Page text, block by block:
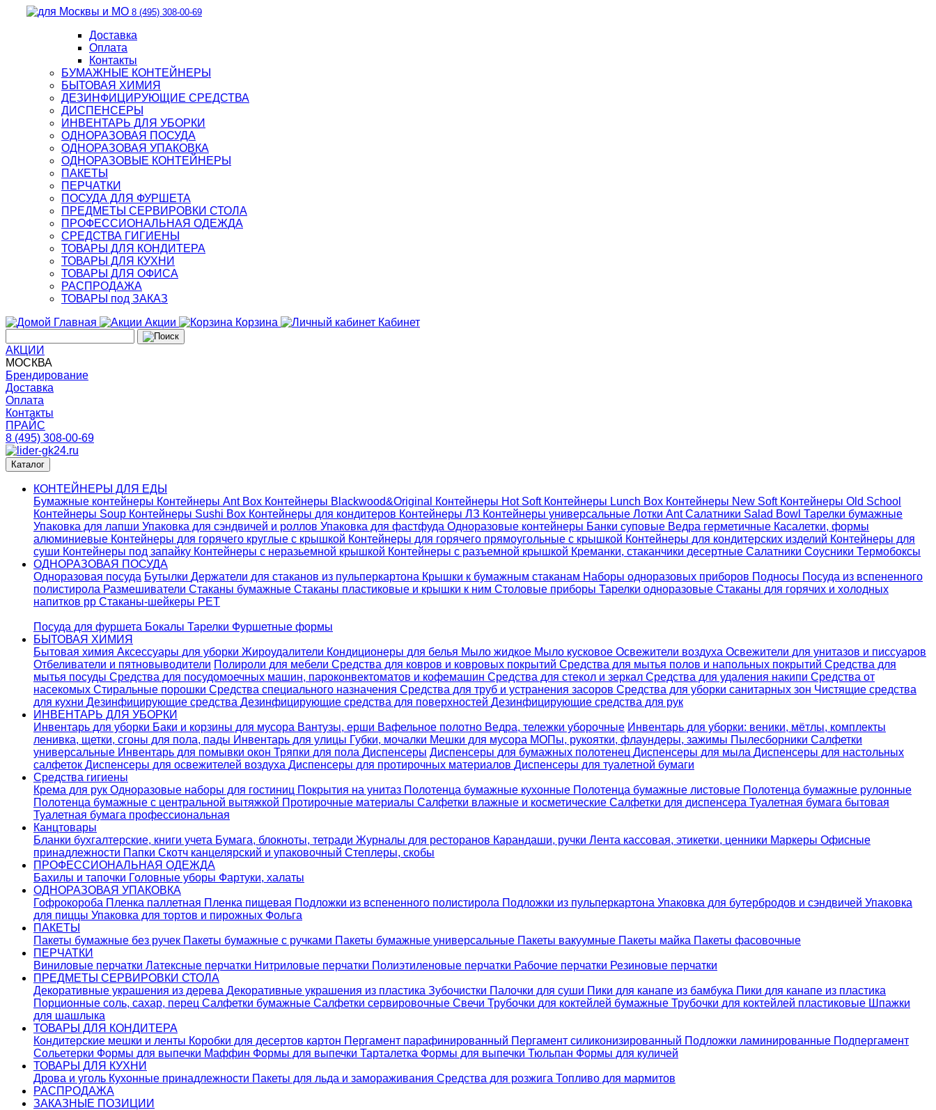
8 (495) 308-00-69
Доставка
Оплата
Контакты
БУМАЖНЫЕ КОНТЕЙНЕРЫ
БЫТОВАЯ ХИМИЯ
ДЕЗИНФИЦИРУЮЩИЕ СРЕДСТВА
ДИСПЕНСЕРЫ
ИНВЕНТАРЬ ДЛЯ УБОРКИ
ОДНОРАЗОВАЯ ПОСУДА
ОДНОРАЗОВАЯ УПАКОВКА
ОДНОРАЗОВЫЕ КОНТЕЙНЕРЫ
ПАКЕТЫ
ПЕРЧАТКИ
ПОСУДА ДЛЯ ФУРШЕТА
ПРЕДМЕТЫ СЕРВИРОВКИ СТОЛА
ПРОФЕССИОНАЛЬНАЯ ОДЕЖДА
СРЕДСТВА ГИГИЕНЫ
ТОВАРЫ ДЛЯ КОНДИТЕРА
ТОВАРЫ ДЛЯ КУХНИ
ТОВАРЫ ДЛЯ ОФИСА
РАСПРОДАЖА
ТОВАРЫ под ЗАКАЗ
Главная
Акции Корзина Кабинет
АКЦИИ
МОСКВА
Брендирование
Доставка
Оплата
Контакты
ПРАЙС
8 (495) 308-00-69
Каталог
КОНТЕЙНЕРЫ ДЛЯ ЕДЫ
Бумажные контейнеры Контейнеры Ant Box Контейнеры Blackwood&Original Контейнеры Hot Soft Контейнеры Lunch Box Контейнеры New Soft Контейнеры Old School
Контейнеры Soup Контейнеры Sushi Box Контейнеры для кондитеров Контейнеры ЛЗ Контейнеры универсальные Лотки AntСалатники Salad Bowl Тарелки бумажные
Упаковка для лапши Упаковка для сэндвичей и роллов Упаковка для фастфуда Одноразовые контейнеры Банки суповые Ведра герметичные Касалетки, формы
алюминиевые Контейнеры для горячего круглые с крышкой Контейнеры для горячего прямоугольные с крышкой Контейнеры для кондитерских изделий Контейнеры для
суши Контейнеры под запайку Контейнеры с неразьемной крышкой Контейнеры с разъемной крышкой Креманки, стаканчики десертные Салатники Соусники Термобоксы
ОДНОРАЗОВАЯ ПОСУДА
Одноразовая посуда Бутылки Держатели для стаканов из пульперкартона Крышки к бумажным стаканам Наборы одноразовых приборов Подносы Посуда из вспененного
полистирола Размешиватели Стаканы бумажные Стаканы пластиковые и крышки к ним Столовые приборы Тарелки одноразовые Стаканы для горячих и холодных
напитков pp Стаканы-шейкеры PET
Посуда для фуршета Бокалы Тарелки Фуршетные формы
БЫТОВАЯ ХИМИЯ
Бытовая химия Аксессуары для уборки Жироудалители Кондиционеры для белья Мыло жидкое Мыло кусковое Освежители воздуха Освежители для унитазов и писсуаров
Отбеливатели и пятновыводители Полироли для мебели Средства для ковров и ковровых покрытий Средства для мытья полов и напольных покрытий Средства для
мытья посуды Средства для посудомоечных машин, пароконвектоматов и кофемашин Средства для стекол и зеркал Средства для удаления накипи Средства от
насекомых Стиральные порошки Cредства специального назначения Средства для труб и устранения засоров Средства для уборки санитарных зон Чистящие средства
для кухни Дезинфицирующие средства Дезинфицирующие средства для поверхностей Дезинфицирующие средства для рук
ИНВЕНТАРЬ ДЛЯ УБОРКИ
Инвентарь для уборки Баки и корзины для мусора Вантузы, ерши Вафельное полотно Ведра, тележки уборочные Инвентарь для уборки: веники, мётлы, комплекты
ленивка, щетки, сгоны для пола, пады Инвентарь для улицы Губки, мочалки Мешки для мусора МОПы, рукоятки, флаундеры, зажимы Пылесборники Салфетки
универсальные Инвентарь для помывки окон Тряпки для пола Диспенсеры Диспенсеры для бумажных полотенец Диспенсеры для мыла Диспенсеры для настольных
салфеток Диспенсеры для освежителей воздуха Диспенсеры для протирочных материалов Диспенсеры для туалетной бумаги
Средства гигиены
Крема для рук Одноразовые наборы для гостиниц Покрытия на унитаз Полотенца бумажные кухонные Полотенца бумажные листовые Полотенца бумажные рулонные
Полотенца бумажные с центральной вытяжкой Протирочные материалы Салфетки влажные и косметические Салфетки для диспенсера Туалетная бумага бытовая
Туалетная бумага профессиональная
Канцтовары
Бланки бухгалтерские, книги учета Бумага, блокноты, тетради Журналы для ресторанов Карандаши, ручки Лента кассовая, этикетки, ценники Маркеры Офисные
принадлежности Папки Скотч канцелярский и упаковочный Степлеры, скобы
ПРОФЕССИОНАЛЬНАЯ ОДЕЖДА
Бахилы и тапочки Головные уборы Фартуки, халаты
ОДНОРАЗОВАЯ УПАКОВКА
Гофрокороба Пленка паллетная Пленка пищевая Подложки из вспененного полистирола Подложки из пульперкартона Упаковка для бутербродов и сэндвичей Упаковка
для пиццы Упаковка для тортов и пирожных Фольга
ПАКЕТЫ
Пакеты бумажные без ручек Пакеты бумажные с ручками Пакеты бумажные универсальные Пакеты вакуумные Пакеты майка Пакеты фасовочные
ПЕРЧАТКИ
Виниловые перчатки Латексные перчатки Нитриловые перчатки Полиэтиленовые перчатки Рабочие перчатки Резиновые перчатки
ПРЕДМЕТЫ СЕРВИРОВКИ СТОЛА
Декоративные украшения из дерева Декоративные украшения из пластика Зубочистки Палочки для суши Пики для канапе из бамбука Пики для канапе из пластика
Порционные соль, сахар, перец Салфетки бумажные Салфетки сервировочные Свечи Трубочки для коктейлей бумажные Трубочки для коктейлей пластиковые Шпажки
для шашлыка
ТОВАРЫ ДЛЯ КОНДИТЕРА
Кондитерские мешки и ленты Коробки для десертов картон Пергамент парафинированный Пергамент силиконизированный Подложки ламинированные Подпергамент
Сольетерки Формы для выпечки Маффин Формы для выпечки Тарталетка Формы для выпечки Тюльпан Формы для куличей
ТОВАРЫ ДЛЯ КУХНИ
Дрова и уголь Кухонные принадлежности Пакеты для льда и замораживания Средства для розжига Топливо для мармитов
РАСПРОДАЖА
ЗАКАЗНЫЕ ПОЗИЦИИ